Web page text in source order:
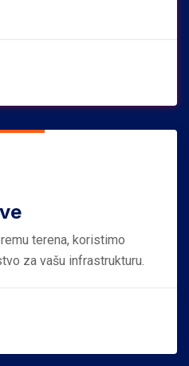
terena, koristimo
za vašu infrastrukturu.